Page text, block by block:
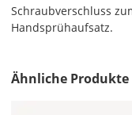
Schraubverschluss
Handsprühaufsatz.
Ähnliche Produkte